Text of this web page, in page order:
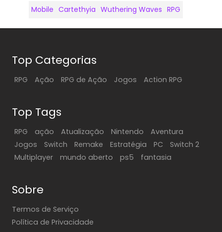
Mobile Cartethyia Wuthering Waves RPG
Top Categorias
RPG Ação RPG de Ação Jogos Action RPG
Top Tags
RPG ação Atualização Nintendo
Aventura
Jogos
Switch Remake Estratégia PC
Switch 2
Multiplayer
mundo aberto ps5 fantasia
Sobre
Termos de Serviço
Política de Privacidade